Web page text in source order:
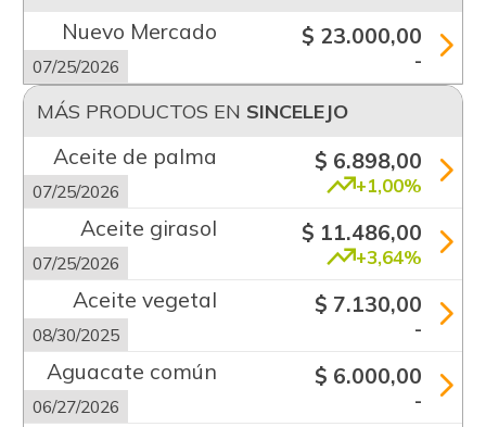
Nuevo Mercado
07/25/2026
$ 23.000,00
-
MÁS PRODUCTOS EN SINCELEJO
Aceite de palma
07/25/2026
$ 6.898,00
+1,00%
Aceite girasol
07/25/2026
$ 11.486,00
+3,64%
Aceite vegetal
08/30/2025
$ 7.130,00
-
Aguacate común
06/27/2026
$ 6.000,00
-